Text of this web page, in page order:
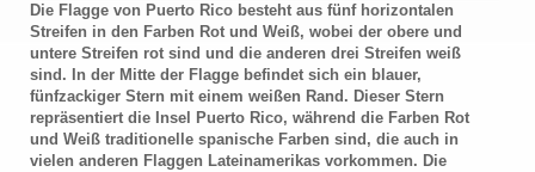
Die Flagge von Puerto Rico besteht aus fünf horizontalen
Streifen in den Farben Rot und Weiß, wobei der obere und
untere Streifen rot sind und die anderen drei Streifen weiß
sind. In der Mitte der Flagge befindet sich ein blauer,
fünfzackiger Stern mit einem weißen Rand. Dieser Stern
repräsentiert die Insel Puerto Rico, während die Farben Rot
und Weiß traditionelle spanische Farben sind, die auch in
vielen anderen Flaggen Lateinamerikas vorkommen. Die